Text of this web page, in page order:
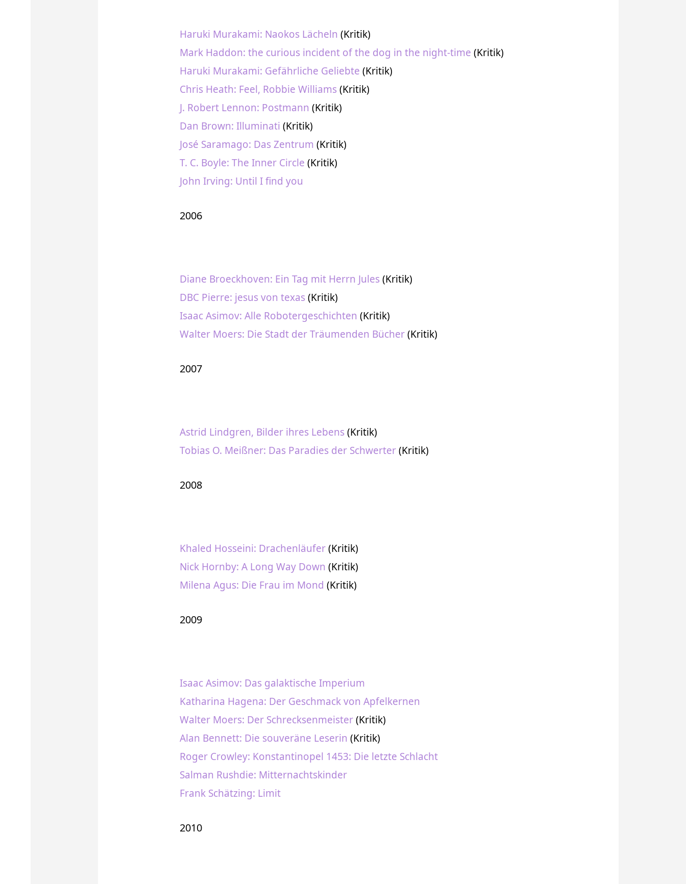
Haruki Murakami: Naokos Lächeln (Kritik)
Mark Haddon: the curious incident of the dog in the night-time (Kritik)
Haruki Murakami: Gefährliche Geliebte (Kritik)
Chris Heath: Feel, Robbie Williams(Kritik)
J. Robert Lennon: Postmann (Kritik)
Dan Brown: Illuminati (Kritik)
José Saramago: Das Zentrum (Kritik)
T. C. Boyle: The Inner Circle (Kritik)
John Irving: Until I find you
2006
Diane Broeckhoven: Ein Tag mit Herrn Jules(Kritik)
DBC Pierre: jesus von texas(Kritik)
Isaac Asimov: Alle Robotergeschichten (Kritik)
Walter Moers: Die Stadt der Träumenden Bücher(Kritik)
2007
Astrid Lindgren, Bilder ihres Lebens(Kritik)
Tobias O. Meißner: Das Paradies der Schwerter(Kritik)
2008
Khaled Hosseini: Drachenläufer(Kritik)
Nick Hornby: A Long Way Down (Kritik)
Milena Agus: Die Frau im Mond (Kritik)
2009
Isaac Asimov: Das galaktische Imperium
Katharina Hagena: Der Geschmack von Apfelkernen
Walter Moers: Der Schrecksenmeister(Kritik)
Alan Bennett: Die souveräne Leserin (Kritik)
Roger Crowley: Konstantinopel 1453: Die letzte Schlacht
Salman Rushdie: Mitternachtskinder
Frank Schätzing: Limit
2010